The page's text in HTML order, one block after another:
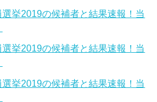
挙2019の候補者と結果速報！当
挙2019の候補者と結果速報！当
挙2019の候補者と結果速報！当